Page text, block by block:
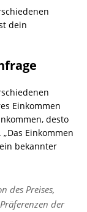
dein
Einkommen
desto
Einkommen
bekannter
des Preises,
der